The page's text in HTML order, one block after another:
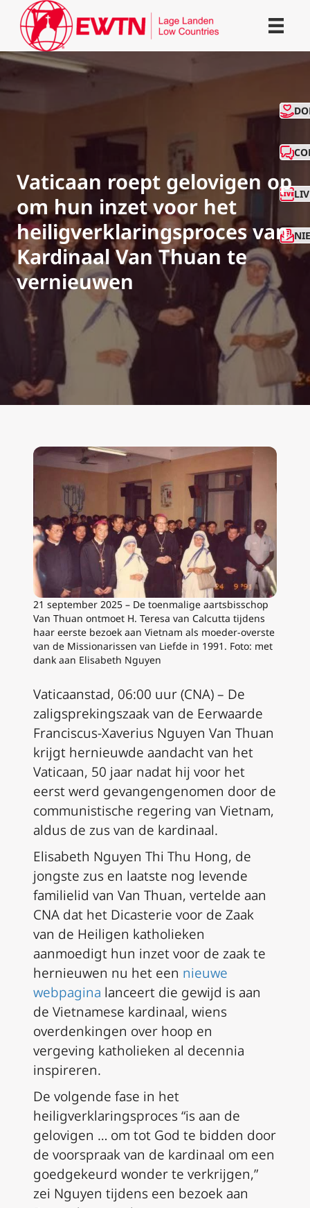
Vaticaan roept gelovigen op
om hun inzet voor het
heiligverklaringsproces van
Kardinaal Van Thuan te
vernieuwen
21 september 2025 – De toenmalige aartsbisschop
Van Thuan ontmoet H. Teresa van Calcutta tijdens
haar eerste bezoek aan Vietnam als moeder-overste
van de Missionarissen van Liefde in 1991. Foto: met
dank aan Elisabeth Nguyen
Vaticaanstad, 06:00 uur (CNA) – De
zaligsprekingszaak van de Eerwaarde
Franciscus-Xaverius Nguyen Van Thuan
krijgt hernieuwde aandacht van het
Vaticaan, 50 jaar nadat hij voor het
eerst werd gevangengenomen door de
communistische regering van Vietnam,
aldus de zus van de kardinaal.
Elisabeth Nguyen Thi Thu Hong, de
jongste zus en laatste nog levende
familielid van Van Thuan, vertelde aan
CNA dat het Dicasterie voor de Zaak
van de Heiligen katholieken
aanmoedigt hun inzet voor de zaak te
hernieuwen nu het een nieuwe
webpagina lanceert die gewijd is aan
de Vietnamese kardinaal, wiens
overdenkingen over hoop en
vergeving katholieken al decennia
inspireren.
De volgende fase in het
heiligverklaringsproces “is aan de
gelovigen … om tot God te bidden door
de voorspraak van de kardinaal om een
goedgekeurd wonder te verkrijgen,”
zei Nguyen tijdens een bezoek aan